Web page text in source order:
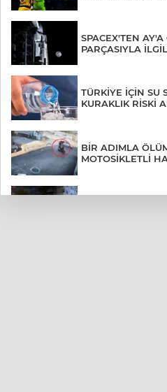
SPACEX'TEN
PARÇASIYLA
TÜRKİYE İÇİN SU
KURAKLIK RİSKİ
BİR ADIMLA
MOTOSİKLETLİ